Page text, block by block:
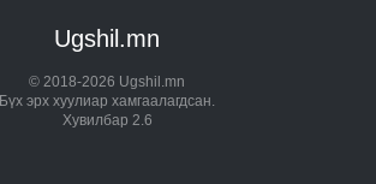
Ugshil.mn
© 2018-2026 Ugshil.mn
Бүх эрх хуулиар хамгаалагдсан.
Хувилбар 2.6